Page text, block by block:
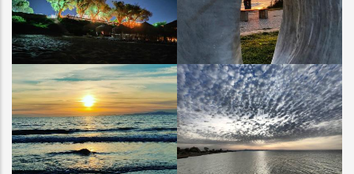
ΚΟΥΡΟΥΤΑ ΚΟΥΡΟΥΤΑ
ΚΟΥΡΟΥΤΑ ΚΟΥΡΟΥΤΑ